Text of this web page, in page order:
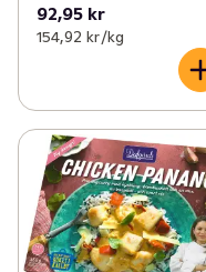
92,95 kr
154,92 kr /kg